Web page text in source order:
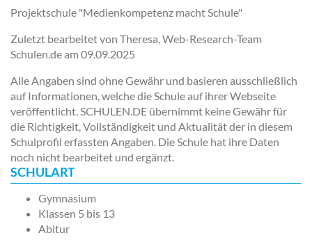
Projektschule "Medienkompetenz macht Schule"
Zuletzt bearbeitet von Theresa, Web-Research-Team
Schulen.de am 09.09.2025
Alle Angaben sind ohne Gewähr und basieren ausschließlich
auf Informationen, welche die Schule auf ihrer Webseite
veröffentlicht. SCHULEN.DE übernimmt keine Gewähr für
die Richtigkeit, Vollständigkeit und Aktualität der in diesem
Schulprofil erfassten Angaben. Die Schule hat ihre Daten
noch nicht bearbeitet und ergänzt.
SCHULART
Gymnasium
Klassen 5 bis 13
Abitur